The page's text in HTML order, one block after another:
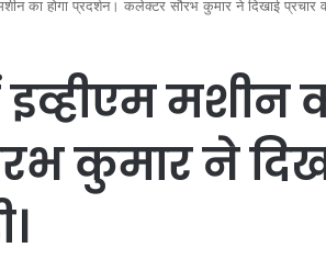
का होगा प्रदर्शन। कलेक्टर सौरभ कुमार ने दिखाई प्रचार
मशीन
कुमार ने